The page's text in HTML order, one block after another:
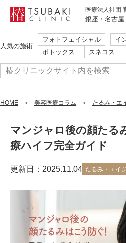
医療法人社団
銀座・名古
人気の施術
フォトフェイシャル イ
ボトックス
スネコス
初めての方も安
ご相談だけで
本当に必要な施
まずはご予約
簡
人気の施術
ボトックス
スネコス
椿クリニックが選ばれる理由
HOME 美容医療コラム たるみ・エ
マンジャロ後の顔たる
療ハイフ完全ガイド
更新日：2025.11.04 たるみ・エイ